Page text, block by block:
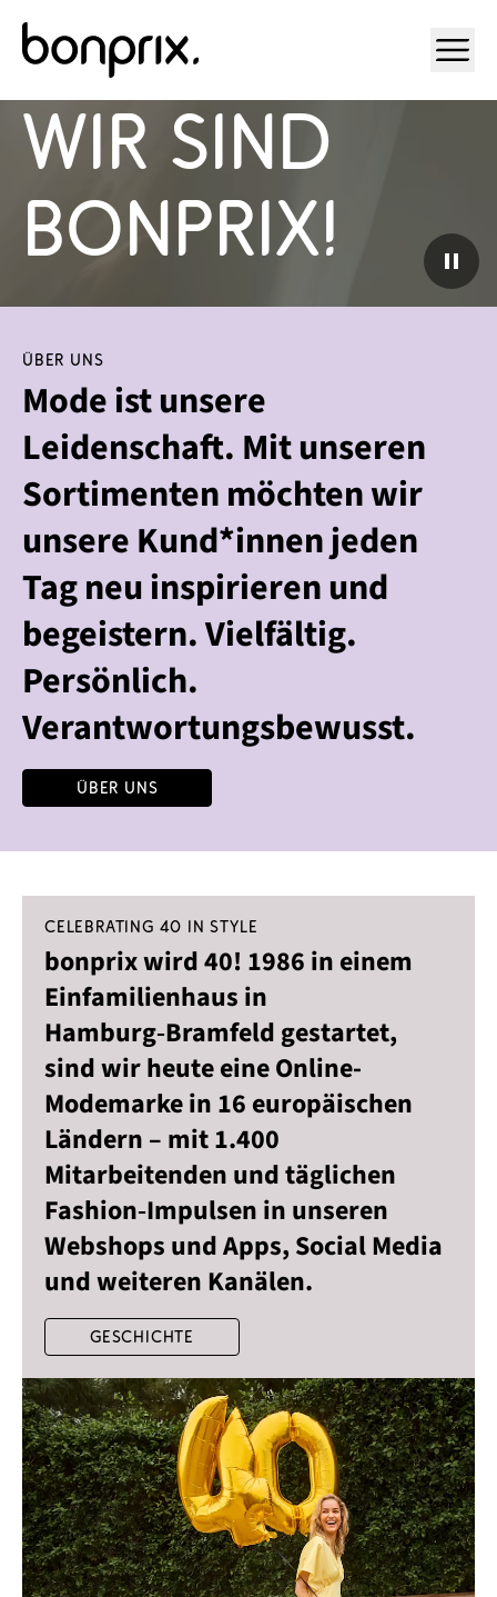
Open
Hey,
wir sind
bonprix!
Über uns
Mode ist unsere
Leidenschaft. Mit unseren
Sortimenten möchten wir
unsere Kund*innen jeden
Tag neu inspirieren und
begeistern. Vielfältig.
Persönlich.
Verantwortungsbewusst.
Über uns
Celebrating 40 in Style
bonprix wird 40! 1986 in einem
Einfamilienhaus in
Hamburg‑Bramfeld gestartet,
sind wir heute eine Online-
Modemarke in 16 europäischen
Ländern – mit 1.400
Mitarbeitenden und täglichen
Fashion‑Impulsen in unseren
Webshops und Apps, Social Media
und weiteren Kanälen.
Geschichte